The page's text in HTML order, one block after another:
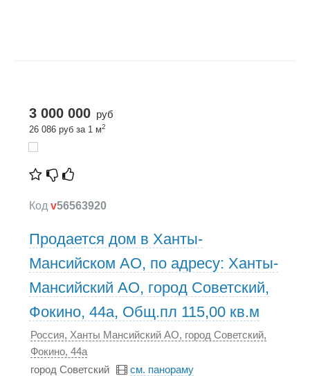
3 000 000 руб
26 086 руб за 1 м2
Код v56563920
Продается дом в Ханты-
Мансийском АО, по адресу: Ханты-
Мансийский АО, город Советский,
Фокино, 44а, Общ.пл 115,00 кв.м
Россия, Ханты Мансийский АО, город Советский,
Фокино, 44а
город Советский
см. панораму